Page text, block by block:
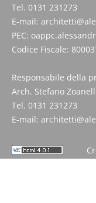
Tel. 0131 231273
E-mail:
PEC:
Codice Fiscale:
Responsabile della
Arch. Stefano
Tel. 0131 231273
E-mail: